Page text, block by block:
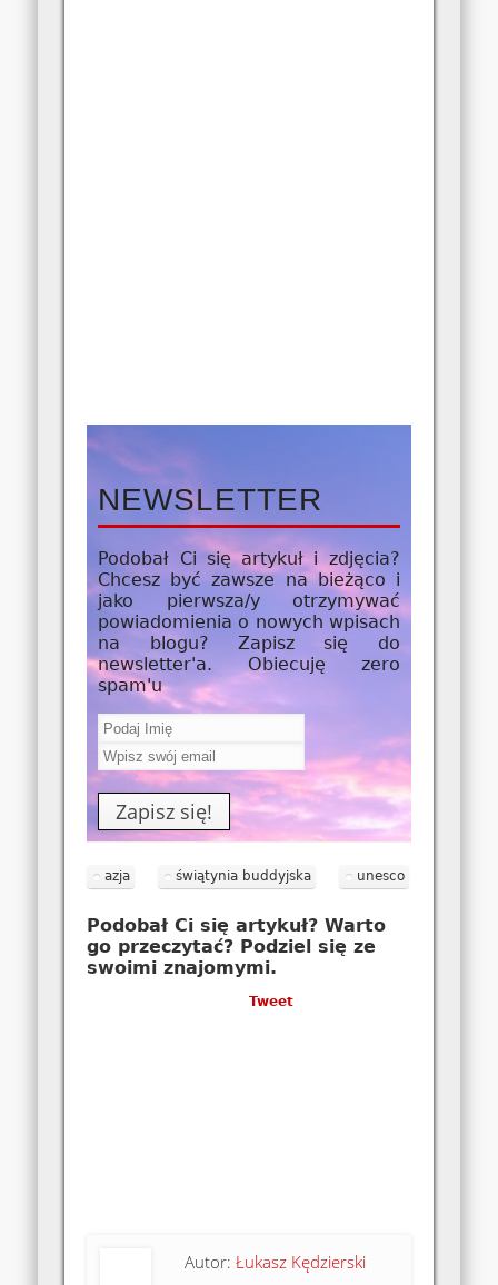
NEWSLETTER
Podobał Ci się artykuł i zdjęcia?
Chcesz być zawsze na bieżąco i
jako pierwsza/yotrzymywać
powiadomienia o nowych wpisach
na blogu? Zapisz się do
newsletter'a. Obiecuję zero
spam'u
azja świątynia buddyjska unesco
Podobał Ci się artykuł? Warto
go przeczytać? Podziel się ze
swoimi znajomymi.
Tweet
Autor:Łukasz Kędzierski